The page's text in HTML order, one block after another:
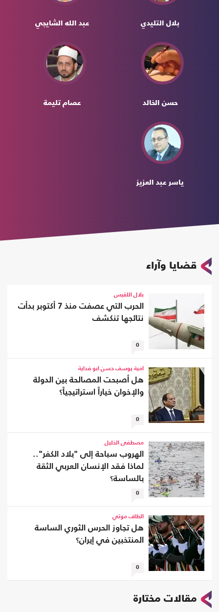
بلال التليدي عبد الله الشايجي
حسن الخالد عصام تليمة
ياسر عبد العزيز
قضايا وآراء
بلال اللقيس
الحرب التي عصفت منذ 7 أكتوبر بدأت
نتائجها تنكشف
0
أمية يوسف حسن أبو فداية
هل أصبحت المصالحة بين الدولة
والإخوان خياراً استراتيجياً؟
0
مصطفى الخليل
الهروب سباحة إلى "بلاد الكفر"..
لماذا فقد الإنسان العربي الثقة
بالساسة؟
0
ألطاف موتي
هل تجاوز الحرس الثوري الساسة
المنتخبين في إيران؟
0
مقالات مختارة